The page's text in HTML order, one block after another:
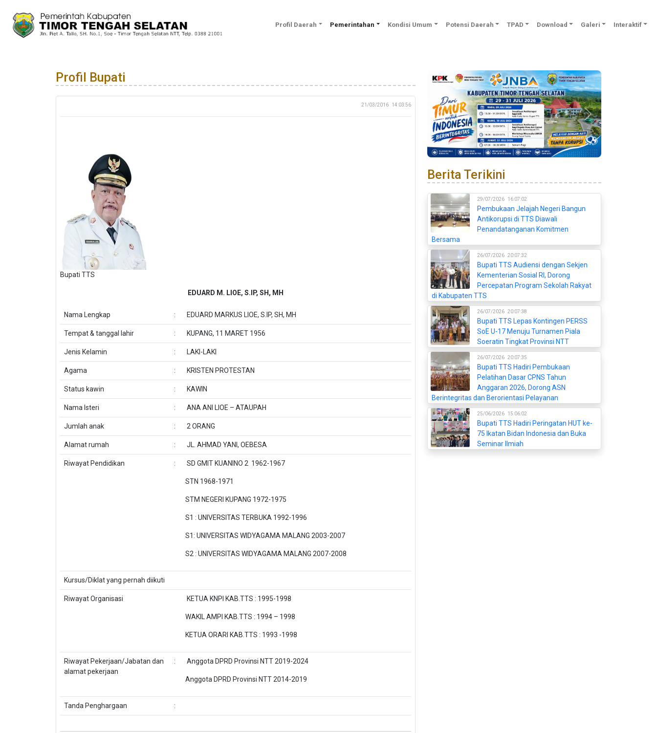
Profil Daerah Pemerintahan Kondisi Umum Potensi Daerah TPAD Download Galeri Interaktif
Profil Bupati
21/03/2016 14:03:56
Bupati TTS
EDUARD M. LIOE, S.IP, SH, MH
Nama Lengkap : EDUARD MARKUS LIOE, S.IP, SH, MH
Tempat & tanggal lahir : KUPANG, 11 MARET 1956
Jenis Kelamin : LAKI-LAKI
Agama : KRISTEN PROTESTAN
Status kawin : KAWIN
Nama Isteri : ANA ANI LIOE – ATAUPAH
Jumlah anak : 2 ORANG
Alamat rumah : JL. AHMAD YANI, OEBESA
Riwayat Pendidikan : SD GMIT KUANINO 2 1962-1967
STN 1968-1971
STM NEGERI KUPANG 1972-1975
S1 : UNIVERSITAS TERBUKA 1992-1996
S1: UNIVERSITAS WIDYAGAMA MALANG 2003-2007
S2 : UNIVERSITAS WIDYAGAMA MALANG 2007-2008
Kursus/Diklat yang pernah diikuti
Riwayat Organisasi KETUA KNPI KAB.TTS : 1995-1998
WAKIL AMPI KAB.TTS : 1994 – 1998
KETUA ORARI KAB.TTS : 1993 -1998
Riwayat Pekerjaan/Jabatan dan
alamat pekerjaan
: Anggota DPRD Provinsi NTT 2019-2024
Anggota DPRD Provinsi NTT 2014-2019
Tanda Penghargaan :
Previous Next
Berita Terikini
29/07/2026 16:07:02
Pembukaan Jelajah Negeri Bangun
Antikorupsi di TTS Diawali
Penandatanganan Komitmen
Bersama
26/07/2026 20:07:32
Bupati TTS Audiensi dengan Sekjen
Kementerian Sosial RI, Dorong
Percepatan Program Sekolah Rakyat
di Kabupaten TTS
26/07/2026 20:07:38
Bupati TTS Lepas Kontingen PERSS
SoE U-17 Menuju Turnamen Piala
Soeratin Tingkat Provinsi NTT
26/07/2026 20:07:35
Bupati TTS Hadiri Pembukaan
Pelatihan Dasar CPNS Tahun
Anggaran 2026, Dorong ASN
Berintegritas dan Berorientasi Pelayanan
25/06/2026 15:06:02
Bupati TTS Hadiri Peringatan HUT ke-
75 Ikatan Bidan Indonesia dan Buka
Seminar Ilmiah